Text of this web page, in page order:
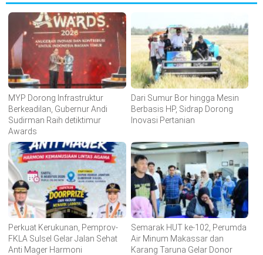
MYP Dorong Infrastruktur
Berkeadilan, Gubernur Andi
Sudirman Raih detiktimur
Awards
Dari Sumur Bor hingga Mesin
Berbasis HP, Sidrap Dorong
Inovasi Pertanian
Perkuat Kerukunan, Pemprov-
FKLA Sulsel Gelar Jalan Sehat
Anti Mager Harmoni
Semarak HUT ke-102, Perumda
Air Minum Makassar dan
Karang Taruna Gelar Donor